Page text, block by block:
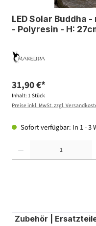
LED Solar Buddha
- Polyresin - H:
31,90 €*
Inhalt: 1 Stück
Preise inkl. MwSt. zzgl.
Sofort verfügbar: In 1 - 3
Zubehör |